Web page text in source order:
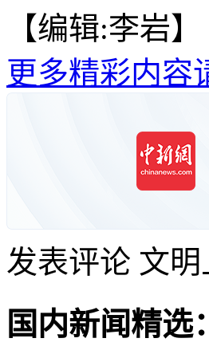
【编辑:李岩】
更多精彩内容
发表评论 文
国内新闻精选：